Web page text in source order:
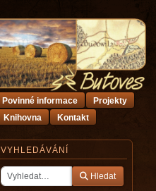
VYHLEDÁVÁNÍ
Hledat
Povinné informace
Projekty
Knihovna Kontakt